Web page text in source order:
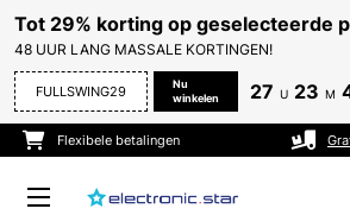
Tot 29% korting op geselecteerde
48 UUR LANG MASSALE KORTINGEN!
FULLSWING29
Nu
winkelen
27 U 23 M
Flexibele betalingen